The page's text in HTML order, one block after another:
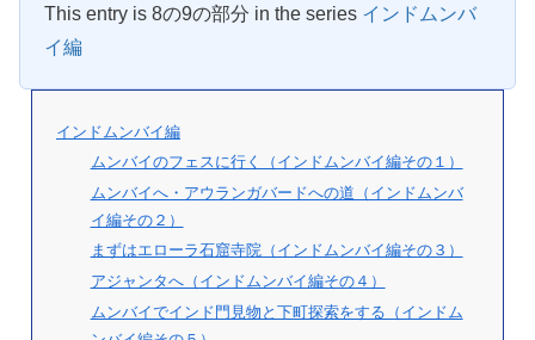
This entry is 8の9の部分 in the series インドムンバ
イ編
インドムンバイ編
ムンバイのフェスに行く（インドムンバイ編その１）
ムンバイへ・アウランガバードへの道（インドムンバ
イ編その２）
まずはエローラ石窟寺院（インドムンバイ編その３）
アジャンタへ（インドムンバイ編その４）
ムンバイでインド門見物と下町探索をする（インドム